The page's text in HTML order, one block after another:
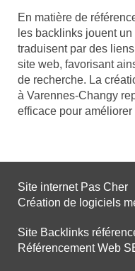
En matière de
les backlinks jouent
traduisent par des
site web, favorisant
de recherche. La
à Varennes-Changy
efficace pour
Site internet Pas Cher
Création de logiciels
Site Backlinks
Référencement Web